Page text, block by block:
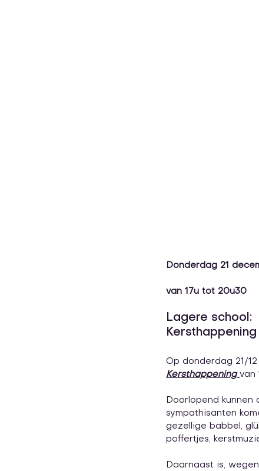
Donderdag 21
van 17u tot 20u30
Lagere school:
Op donderdag 21/
Kersthappening van
Doorlopend kunnen
sympathisanten
gezellige babbel,
poffertjes,
Daarnaast is,